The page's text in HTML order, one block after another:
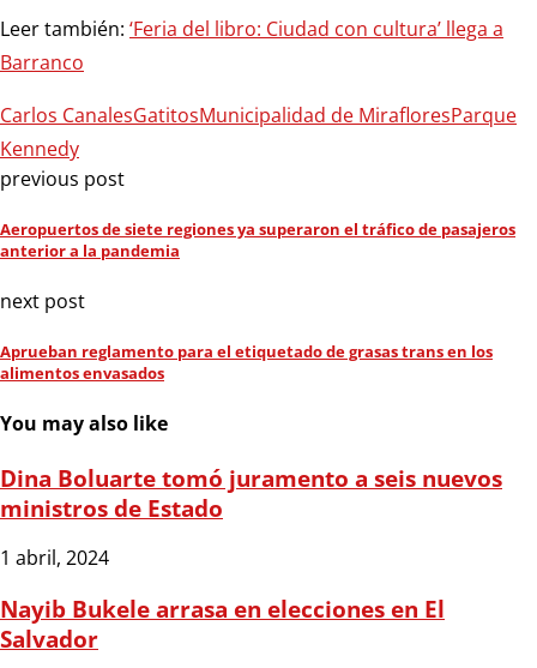
Leer también: ‘Feria del libro: Ciudad con cultura’ llega a
Barranco
Carlos CanalesGatitosMunicipalidad de MirafloresParque
Kennedy
previous post
Aeropuertos de siete regiones ya superaron el tráfico de pasajeros
anterior a la pandemia
next post
Aprueban reglamento para el etiquetado de grasas trans en los
alimentos envasados
You may also like
Dina Boluarte tomó juramento a seis nuevos
ministros de Estado
1 abril, 2024
Nayib Bukele arrasa en elecciones en El
Salvador